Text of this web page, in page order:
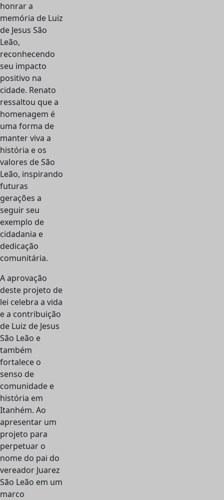
honrar a
memória de Luiz
de Jesus São
Leão,
reconhecendo
seu impacto
positivo na
cidade. Renato
ressaltou que a
homenagem é
uma forma de
manter viva a
história e os
valores de São
Leão, inspirando
futuras
gerações a
seguir seu
exemplo de
cidadania e
dedicação
comunitária.
A aprovação
deste projeto de
lei celebra a vida
e a contribuição
de Luiz de Jesus
São Leão e
também
fortalece o
senso de
comunidade e
história em
Itanhém. Ao
apresentar um
projeto para
perpetuar o
nome do pai do
vereador Juarez
São Leão em um
marco